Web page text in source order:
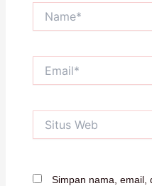
Web
Simpan nama, email,